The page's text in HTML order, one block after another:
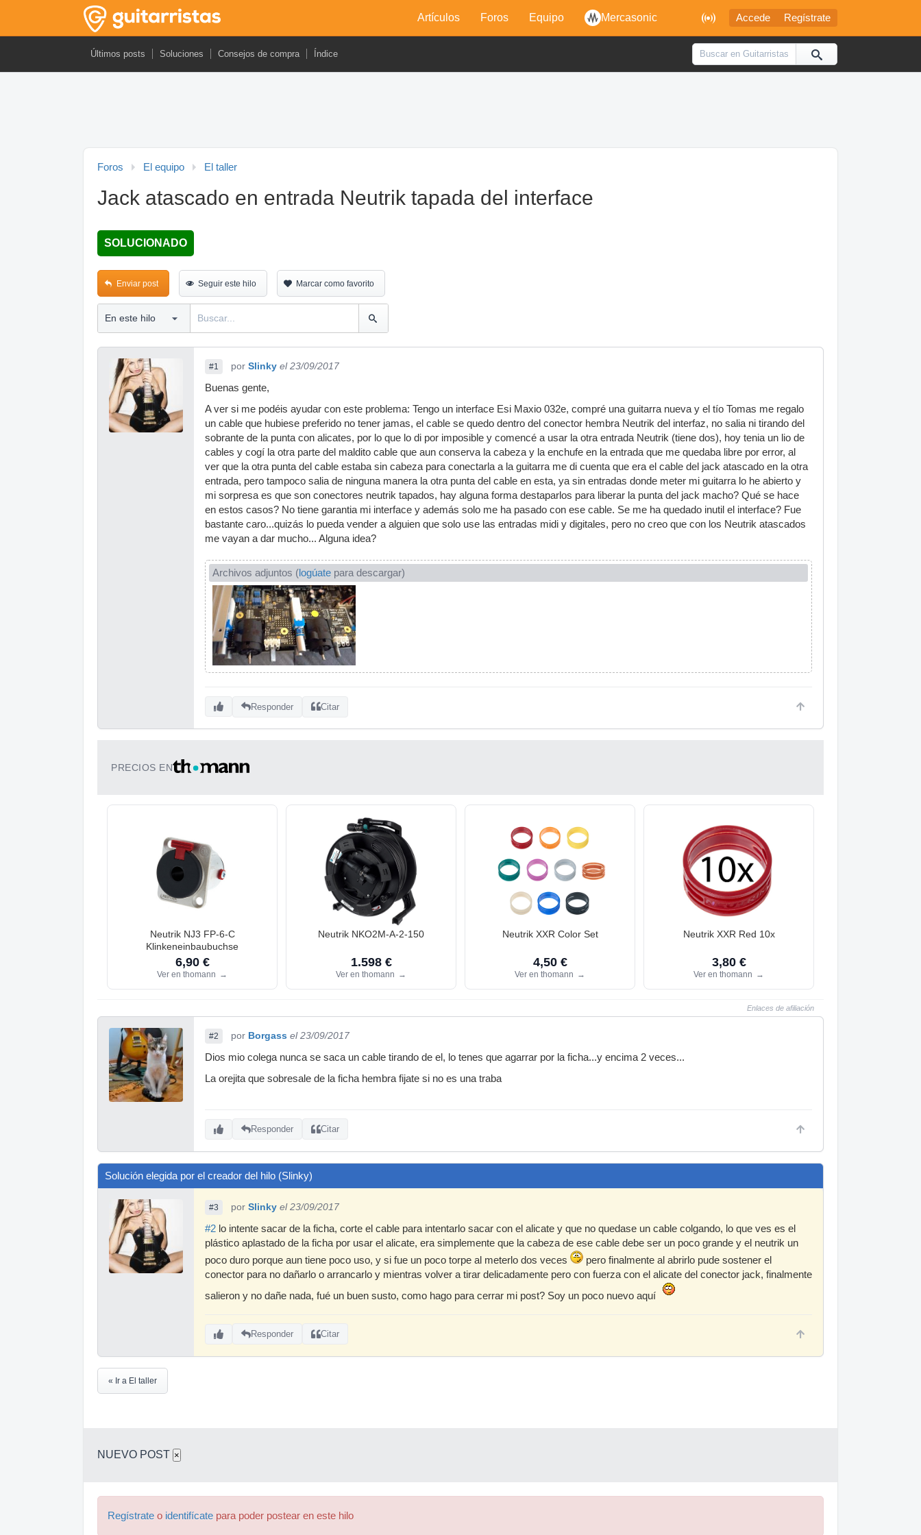
 Accede Regístrate
Artículos Foros Equipo Mercasonic
Últimos posts Soluciones Consejos de compra Índice
Foros El equipo El taller
Jack atascado en entrada Neutrik tapada del interface
SOLUCIONADO
Enviar post Seguir este hilo Marcar como favorito
#1 por Slinky el 23/09/2017
Buenas gente,
A ver si me podéis ayudar con este problema: Tengo un interface Esi Maxio 032e, compré una guitarra nueva y el tío Tomas me regalo
un cable que hubiese preferido no tener jamas, el cable se quedo dentro del conector hembra Neutrik del interfaz, no salia ni tirando del
sobrante de la punta con alicates, por lo que lo di por imposible y comencé a usar la otra entrada Neutrik (tiene dos), hoy tenia un lio de
cables y cogí la otra parte del maldito cable que aun conserva la cabeza y la enchufe en la entrada que me quedaba libre por error, al
ver que la otra punta del cable estaba sin cabeza para conectarla a la guitarra me di cuenta que era el cable del jack atascado en la otra
entrada, pero tampoco salia de ninguna manera la otra punta del cable en esta, ya sin entradas donde meter mi guitarra lo he abierto y
mi sorpresa es que son conectores neutrik tapados, hay alguna forma destaparlos para liberar la punta del jack macho? Qué se hace
en estos casos? No tiene garantia mi interface y además solo me ha pasado con ese cable. Se me ha quedado inutil el interface? Fue
bastante caro...quizás lo pueda vender a alguien que solo use las entradas midi y digitales, pero no creo que con los Neutrik atascados
me vayan a dar mucho... Alguna idea?
Archivos adjuntos (logúate para descargar)
Responder Citar
PRECIOS EN
Neutrik NJ3 FP-6-C
Klinkeneinbaubuchse
6,90 €
Ver en thomann →
Neutrik NKO2M-A-2-150
1.598 €
Ver en thomann →
Neutrik XXR Color Set
4,50 €
Ver en thomann →
Neutrik XXR Red 10x
3,80 €
Ver en thomann →
Enlaces de afiliación
#2 por Borgass el 23/09/2017
Dios mio colega nunca se saca un cable tirando de el, lo tenes que agarrar por la ficha...y encima 2 veces...
La orejita que sobresale de la ficha hembra fijate si no es una traba
Responder Citar
Solución elegida por el creador del hilo (Slinky)
#3 por Slinky el 23/09/2017
#2 lo intente sacar de la ficha, corte el cable para intentarlo sacar con el alicate y que no quedase un cable colgando, lo que ves es el
plástico aplastado de la ficha por usar el alicate, era simplemente que la cabeza de ese cable debe ser un poco grande y el neutrik un
poco duro porque aun tiene poco uso, y si fue un poco torpe al meterlo dos veces
pero finalmente al abrirlo pude sostener el
conector para no dañarlo o arrancarlo y mientras volver a tirar delicadamente pero con fuerza con el alicate del conector jack, finalmente
salieron y no dañe nada, fué un buen susto, como hago para cerrar mi post? Soy un poco nuevo aquí
Responder Citar
« Ir a El taller
NUEVO POST ×
Regístrate o identifícate para poder postear en este hilo